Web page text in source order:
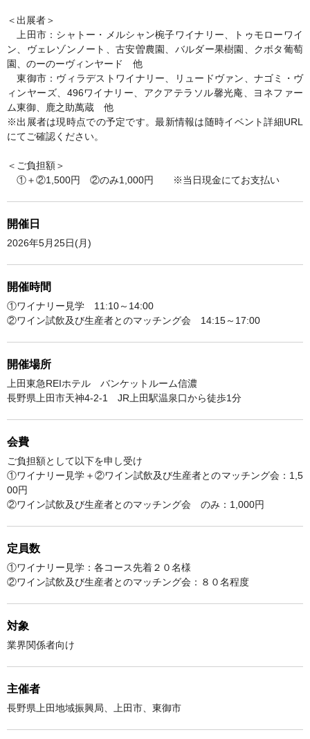
＜出展者＞
上田市：シャトー・メルシャン椀子ワイナリー、トゥモローワイ
ン、ヴェレゾンノート、古安曽農園、バルダー果樹園、クボタ葡萄
園、のーのーヴィンヤード 他
東御市：ヴィラデストワイナリー、リュードヴァン、ナゴミ・ヴ
ィンヤーズ、496ワイナリー、アクアテラソル馨光庵、ヨネファー
ム東御、鹿之助萬蔵 他
※出展者は現時点での予定です。最新情報は随時イベント詳細URL
にてご確認ください。
＜ご負担額＞
①＋②1,500円 ②のみ1,000円 ※当日現金にてお支払い
開催日
2026年5月25日(月)
開催時間
①ワイナリー見学 11:10～14:00
②ワイン試飲及び生産者とのマッチング会 14:15～17:00
開催場所
上田東急REIホテル バンケットルーム信濃
長野県上田市天神4-2-1 JR上田駅温泉口から徒歩1分
会費
ご負担額として以下を申し受け
①ワイナリー見学＋②ワイン試飲及び生産者とのマッチング会：1,5
00円
②ワイン試飲及び生産者とのマッチング会 のみ：1,000円
定員数
①ワイナリー見学：各コース先着２０名様
②ワイン試飲及び生産者とのマッチング会：８０名程度
対象
業界関係者向け
主催者
長野県上田地域振興局、上田市、東御市